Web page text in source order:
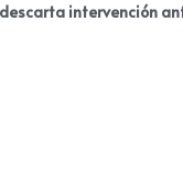
intervención